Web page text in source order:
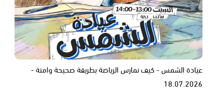
عيادة الشمس - كيف نمارس الرياضة بطريقة صحيحة وامنة -
18.07.2026